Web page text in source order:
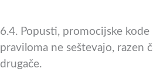
6.4. Popusti, promocijske
praviloma ne seštevajo, razen
drugače.